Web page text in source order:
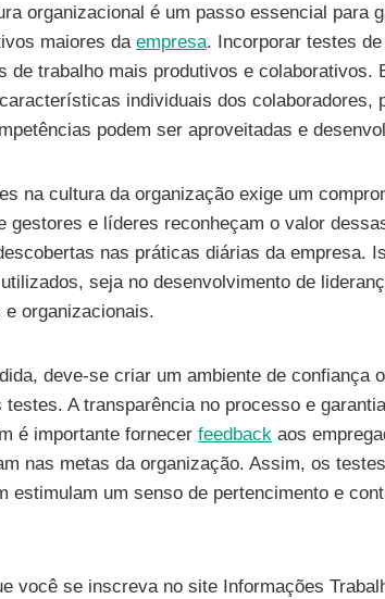
organizacional é um passo essencial para
maiores da empresa. Incorporar testes
de trabalho mais produtivos e colaborativos.
individuais dos colaboradores,
podem ser aproveitadas e
na cultura da organização exige um
gestores e líderes reconheçam o valor
nas práticas diárias da empresa.
seja no desenvolvimento de
organizacionais.
deve-se criar um ambiente de confiança
A transparência no processo e
é importante fornecer feedback aos
nas metas da organização. Assim, os
estimulam um senso de pertencimento e
você se inscreva no site Informações